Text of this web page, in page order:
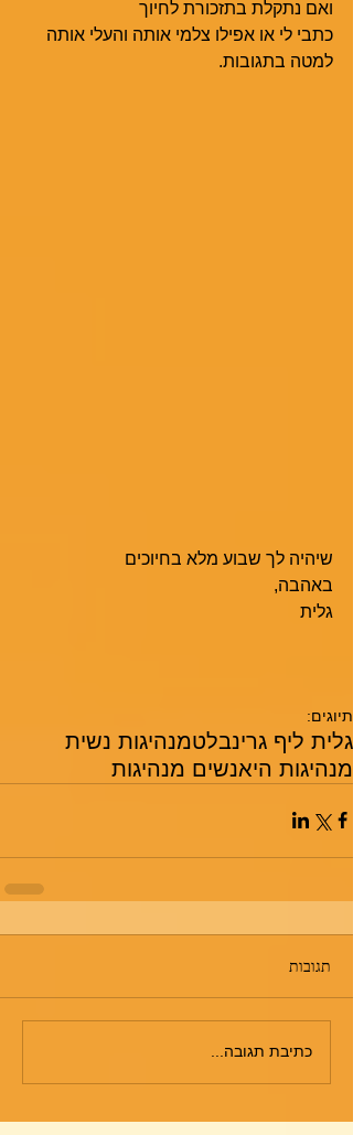
ואם נתקלת בתזכורת לחיוך
כתבי לי או אפילו צלמי אותה והעלי אותה
למטה בתגובות.
שיהיה לך שבוע מלא בחיוכים
באהבה,
גלית
תיוגים:
גלית ליף גרינבלטמנהיגות נשית
מנהיגות היאנשים מנהיגות
תגובות
כתיבת תגובה...